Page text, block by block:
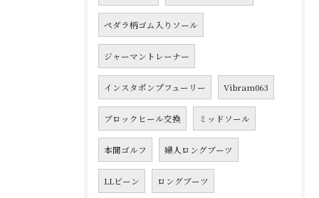
ペダラ柄ゴム入りソール
ジャーマントレーナー
インスタポンプフューリー Vibram063
ブロックヒール交換 ミッドソール
本間ゴルフ 婦人ロングブーツ
LLビーン ロングブーツ